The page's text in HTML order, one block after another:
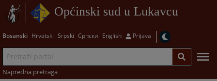
Općinski sud u Lukavcu
Bosanski Hrvatski Srpski Српски English Prijava
Napredna pretraga